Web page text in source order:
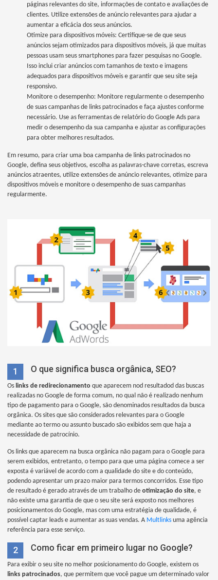
páginas relevantes do site, informações de contato e avaliações de
clientes. Utilize extensões de anúncio relevantes para ajudar a
aumentar a eficácia dos seus anúncios.
Otimize para dispositivos móveis: Certifique-se de que seus
anúncios sejam otimizados para dispositivos móveis, já que muitas
pessoas usam seus smartphones para fazer pesquisas no Google.
Isso inclui criar anúncios com tamanhos de texto e imagens
adequados para dispositivos móveis e garantir que seu site seja
responsivo.
Monitore o desempenho: Monitore regularmente o desempenho
de suas campanhas de links patrocinados e faça ajustes conforme
necessário. Use as ferramentas de relatório do Google Ads para
medir o desempenho da sua campanha e ajustar as configurações
para obter melhores resultados.
Em resumo, para criar uma boa campanha de links patrocinados no
Google, defina seus objetivos, escolha as palavras-chave corretas, escreva
anúncios atraentes, utilize extensões de anúncio relevantes, otimize para
dispositivos móveis e monitore o desempenho de suas campanhas
regularmente.
1 O que significa busca orgânica, SEO?
Os links de redirecionamento que aparecem nod resultadod das buscas
realizadas no Google de forma comum, no qual não é realizado nenhum
tipo de pagamento para o Google, são denominados resultados da busca
orgânica. Os sites que são considerados relevantes para o Google
mediante ao termo ou assunto buscado são exibidos sem que haja a
necessidade de patrocínio.
Os links que aparecem na busca orgânica não pagam para o Google para
serem exibidos, entretanto, o tempo para que uma página comece a ser
exposta é variável de acordo com a qualidade do site e do conteúdo,
podendo apresentar um prazo maior para termos concorridos. Esse tipo
de resultado é gerado através de um trabalho de otimização do site, e
não existe uma garantia de que o seu site será exposto nos melhores
posicionamentos do Google, mas com uma estratégia de qualidade, é
possível captar leads e aumentar as suas vendas. A Multlinks uma agência
referência para esse serviço.
2 Como ficar em primeiro lugar no Google?
Para exibir o seu site no melhor posicionamento do Google, existem os
links patrocinados, que permitem que você pague um determinado valor